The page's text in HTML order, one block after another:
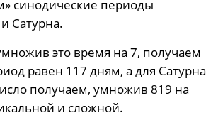
синодические периоды
Сатурна.
это время на 7, получаем
равен 117 дням, а для Сатурна
получаем, умножив 819 на
и сложной.